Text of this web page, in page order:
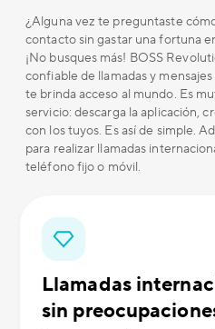
¿Alguna vez te preguntaste
contacto sin gastar una fortuna
¡No busques más! BOSS
confiable de llamadas y
te brinda acceso al mundo. Es
servicio: descarga la aplicación,
con los tuyos. Es así de simple.
para realizar llamadas
teléfono fijo o móvil.
Llamadas
sin